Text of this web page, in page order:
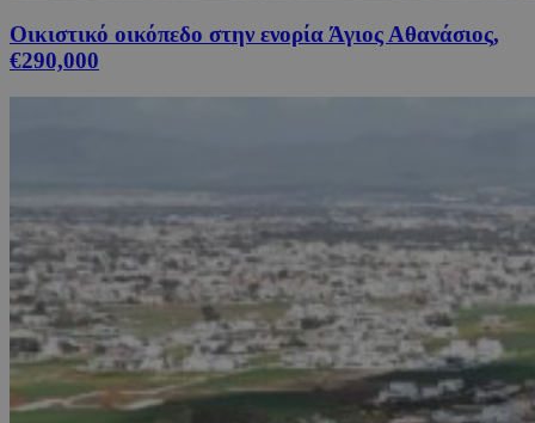
Οικιστικό οικόπεδο στην ενορία Άγιος Αθανάσιος,
€290,000